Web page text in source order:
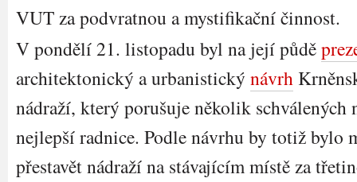
VUT za podvratnou a mystifikační činnost.
V pondělí 21. listopadu byl na její půdě
architektonický a urbanistický návrh
nádraží, který porušuje několik schválených
nejlepší radnice. Podle návrhu by totiž bylo
přestavět nádraží na stávajícím místě za